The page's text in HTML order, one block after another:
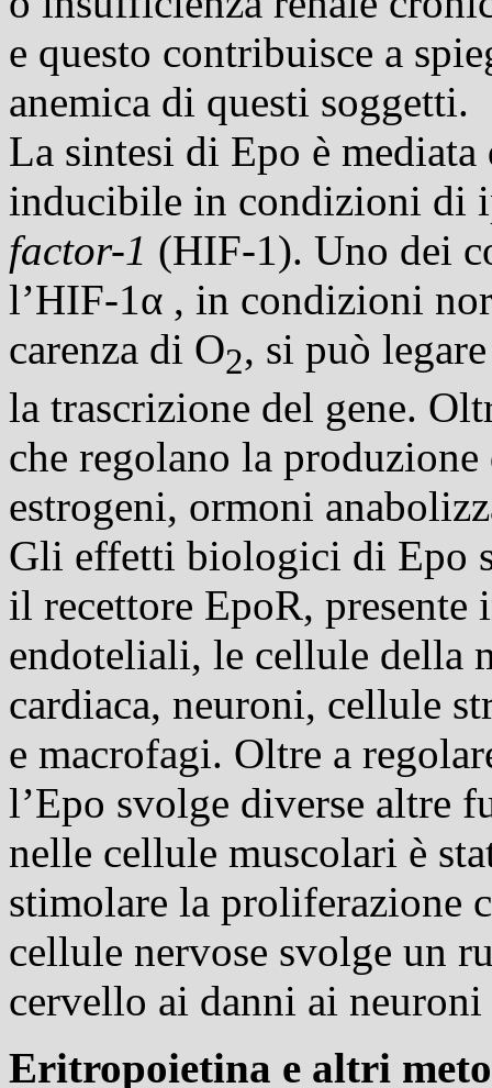
e questo contribuisce a
anemica di questi soggetti.
La sintesi di Epo è
inducibile in condizioni di
factor-1 (HIF-1). Uno dei
l’HIF-1α , in condizioni
carenza di O2, si può
la trascrizione del gene.
che regolano la
estrogeni, ormoni
Gli effetti biologici di Epo
il recettore EpoR,
endoteliali, le cellule della
cardiaca, neuroni, cellule
e macrofagi. Oltre a
l’Epo svolge diverse altre
nelle cellule muscolari è
stimolare la proliferazione
cellule nervose svolge un
cervello ai danni ai
Eritropoietina e altri